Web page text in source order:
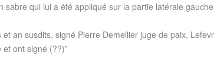
qui lui a été appliqué sur la partie latérale
an susdits, signé Pierre Demellier juge de paix,
ont signé (??)”